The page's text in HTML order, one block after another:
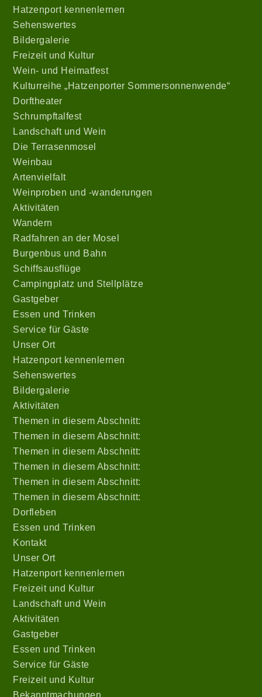
Hatzenport kennenlernen
Sehenswertes
Bildergalerie
Freizeit und Kultur
Wein- und Heimatfest
Kulturreihe „Hatzenporter Sommersonnenwende“
Dorftheater
Schrumpftalfest
Landschaft und Wein
Die Terrasenmosel
Weinbau
Artenvielfalt
Weinproben und -wanderungen
Aktivitäten
Wandern
Radfahren an der Mosel
Burgenbus und Bahn
Schiffsausflüge
Campingplatz und Stellplätze
Gastgeber
Essen und Trinken
Service für Gäste
Unser Ort
Hatzenport kennenlernen
Sehenswertes
Bildergalerie
Aktivitäten
Themen in diesem Abschnitt:
Themen in diesem Abschnitt:
Themen in diesem Abschnitt:
Themen in diesem Abschnitt:
Themen in diesem Abschnitt:
Themen in diesem Abschnitt:
Dorfleben
Essen und Trinken
Kontakt
Unser Ort
Hatzenport kennenlernen
Freizeit und Kultur
Landschaft und Wein
Aktivitäten
Gastgeber
Essen und Trinken
Service für Gäste
Freizeit und Kultur
Bekanntmachungen